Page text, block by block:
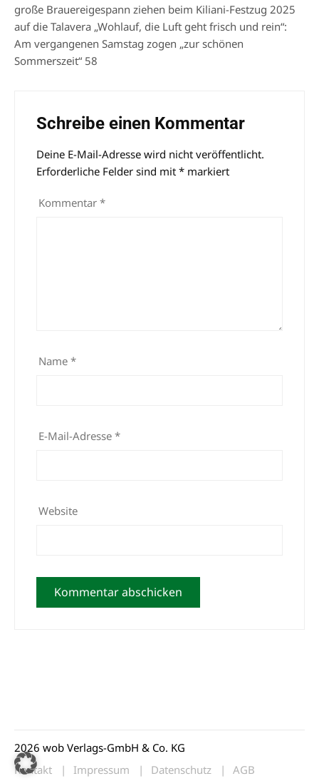
große Brauereigespann ziehen beim Kiliani-Festzug 2025
auf die Talavera „Wohlauf, die Luft geht frisch und rein“:
Am vergangenen Samstag zogen „zur schönen
Sommerszeit“ 58
Schreibe einen Kommentar
Deine E-Mail-Adresse wird nicht veröffentlicht.
Erforderliche Felder sind mit * markiert
Kommentar *
Name *
E-Mail-Adresse *
Website
Alternative:
2026 wob Verlags-GmbH & Co. KG
Kontakt
Impressum Datenschutz AGB